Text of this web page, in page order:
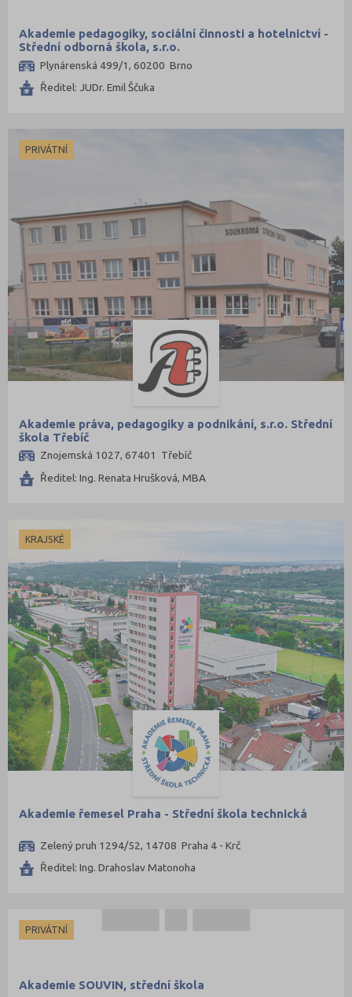
Akademie pedagogiky, sociální činnosti a hotelnictví -
Střední odborná škola, s.r.o.
Plynárenská 499/1, 60200 Brno
Ředitel: JUDr. Emil Ščuka
PRIVÁTNÍ
Akademie práva, pedagogiky a podnikání, s.r.o. Střední
škola Třebíč
Znojemská 1027, 67401 Třebíč
Ředitel: Ing. Renata Hrušková, MBA
KRAJSKÉ
Akademie řemesel Praha - Střední škola technická
Zelený pruh 1294/52, 14708 Praha 4 - Krč
Ředitel: Ing. Drahoslav Matonoha
PRIVÁTNÍ
Akademie SOUVIN, střední škola